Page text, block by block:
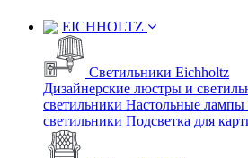
EICHHOLTZ
Светильники Eichholtz
Дизайнерские люстры и
светильники Настольные лампы
светильники Подсветка для